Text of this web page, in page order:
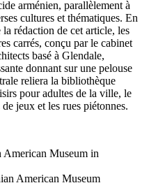
arménien, parallèlement à
cultures et thématiques. En
rédaction de cet article, les
carrés, conçu par le cabinet
basé à Glendale,
donnant sur une pelouse
reliera la bibliothèque
pour adultes de la ville, le
jeux et les rues piétonnes.
American Museum